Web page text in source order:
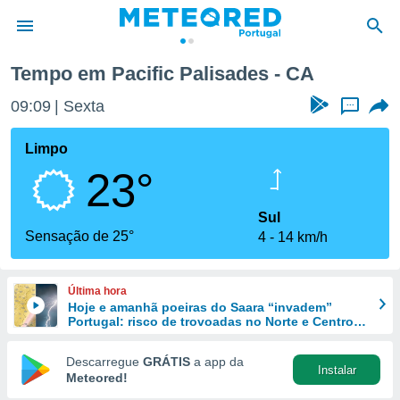
da
foi
fornecidas
a este
das
e
forma
digital
Tempo em Pacific Palisades - CA
09:09 Sexta ...
Limpo
23°
Sensação de 25°
Sul
4
14 km/h
Última hora
Hoje e amanhã poeiras do Saara “invadem”
Portugal: risco de trovoadas no Norte e Centro
Descarregue GRÁTIS a app da
Meteored!
Instalar